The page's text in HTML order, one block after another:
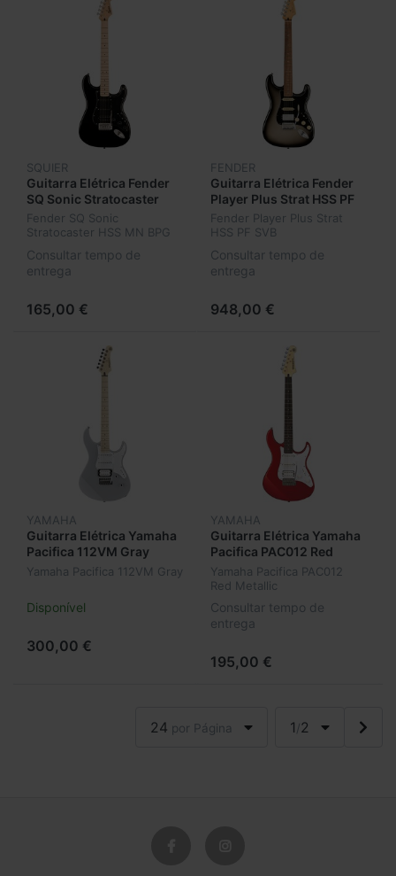
SQUIER
Guitarra Elétrica Fender
SQ Sonic Stratocaster
HSS MN BPG BLK 037-
3203-506
Fender SQ Sonic
Stratocaster HSS MN BPG
Consultar tempo de
entrega
165,00 €
FENDER
Guitarra Elétrica Fender
Player Plus Strat HSS PF
SVB
Fender Player Plus Strat
HSS PF SVB
Consultar tempo de
entrega
948,00 €
YAMAHA
Guitarra Elétrica Yamaha
Pacifica 112VM Gray
Yamaha Pacifica 112VM Gray
Disponível
300,00 €
YAMAHA
Guitarra Elétrica Yamaha
Pacifica PAC012 Red
Metallic
Yamaha Pacifica PAC012
Red Metallic
Consultar tempo de
entrega
195,00 €
24 por Página 1/2